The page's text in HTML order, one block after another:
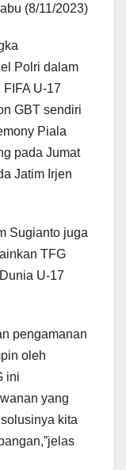
(8/11/2023)
Polri dalam
U-17
GBT sendiri
Piala
pada Jumat
Jatim Irjen
Sugianto juga
TFG
U-17
pengamanan
oleh
ini
yang
kita